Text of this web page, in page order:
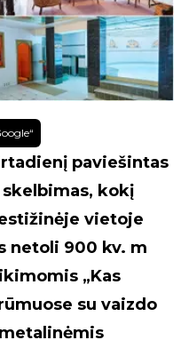
paviešintas
kokį
vietoje
netoli 900 kv. m
„Kas
su vaizdo